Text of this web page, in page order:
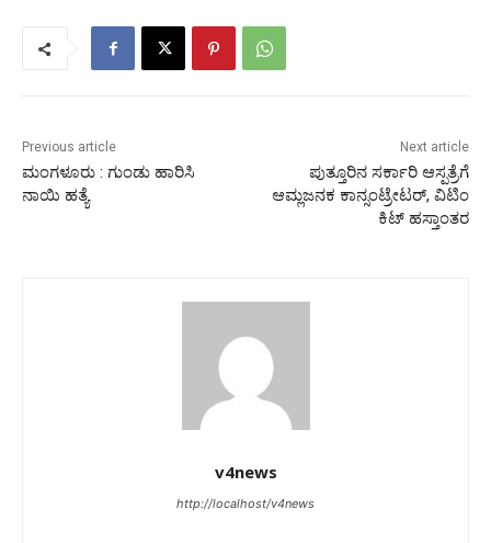
Previous article
ಮಂಗಳೂರು : ಗುಂಡು ಹಾರಿಸಿ
ನಾಯಿ ಹತ್ಯೆ
Next article
ಪುತ್ತೂರಿನ ಸರ್ಕಾರಿ ಆಸ್ಪತ್ರೆಗೆ
ಆಮ್ಲಜನಕ ಕಾನ್ಸಂಟ್ರೇಟರ್, ವಿಟಿಂ
ಕಿಟ್ ಹಸ್ತಾಂತರ
v4news
http://localhost/v4news